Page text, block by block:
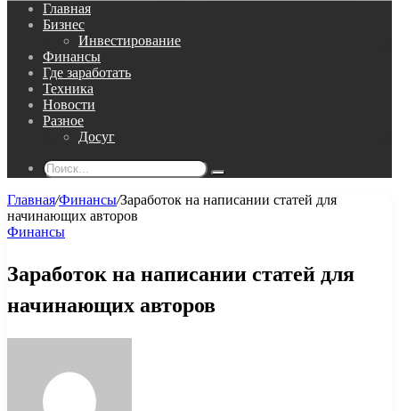
Главная
Бизнес
Инвестирование
Финансы
Где заработать
Техника
Новости
Разное
Досуг
Поиск...
Главная/Финансы/Заработок на написании статей для
начинающих авторов
Финансы
Заработок на написании статей для
начинающих авторов